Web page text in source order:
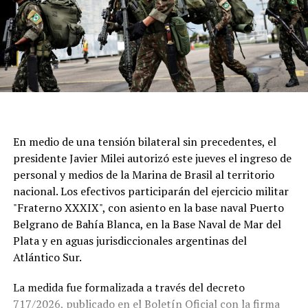
atraviesa generaciones.
En medio de una tensión bilateral sin precedentes, el
presidente Javier Milei autorizó este jueves el ingreso de
personal y medios de la Marina de Brasil al territorio
nacional. Los efectivos participarán del ejercicio militar
"Fraterno XXXIX", con asiento en la base naval Puerto
Belgrano de Bahía Blanca, en la Base Naval de Mar del
Plata y en aguas jurisdiccionales argentinas del
Atlántico Sur.
La medida fue formalizada a través del decreto
717/2026, publicado en el Boletín Oficial con la firma